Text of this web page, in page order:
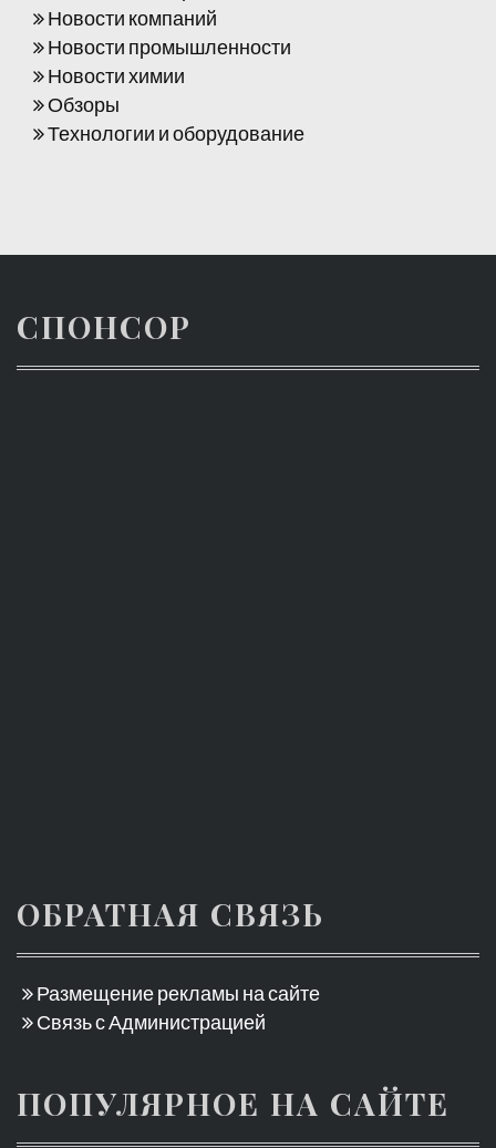
Новости компаний
Новости промышленности
Новости химии
Обзоры
Технологии и оборудование
СПОНСОР
ОБРАТНАЯ СВЯЗЬ
Размещение рекламы на сайте
Связь с Администрацией
ПОПУЛЯРНОЕ НА САЙТЕ